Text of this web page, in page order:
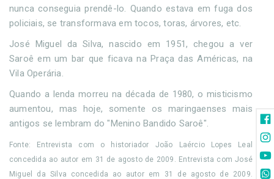
nunca conseguia prendê-lo. Quando estava em fuga dos
policiais, se transformava em tocos, toras, árvores, etc.
José Miguel da Silva, nascido em 1951, chegou a ver
Saroê em um bar que ficava na Praça das Américas, na
Vila Operária.
Quando a lenda morreu na década de 1980, o misticismo
aumentou, mas hoje, somente os maringaenses mais
antigos se lembram do "Menino Bandido Saroê".
Fonte: Entrevista com o historiador João Laércio Lopes Leal
concedida ao autor em 31 de agosto de 2009. Entrevista com José
Miguel da Silva concedida ao autor em 31 de agosto de 2009.